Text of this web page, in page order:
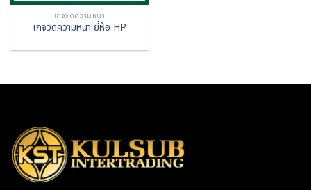
เกจวัดความหนา
เกจวัดความหนา ยี่ห้อ HP